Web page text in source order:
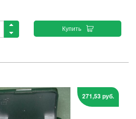
Купить
271,53 руб.